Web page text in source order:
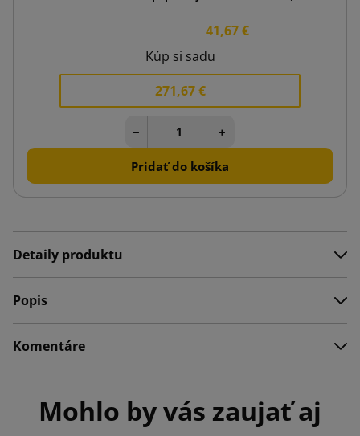
41,67 €
Kúp si sadu
271,67 €
− +
Pridať do košíka
Detaily produktu
Popis
Komentáre
Mohlo by vás zaujať aj